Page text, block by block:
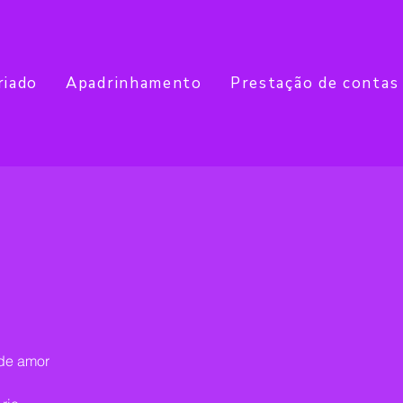
Apadrinhamento Prestação de contas
amor